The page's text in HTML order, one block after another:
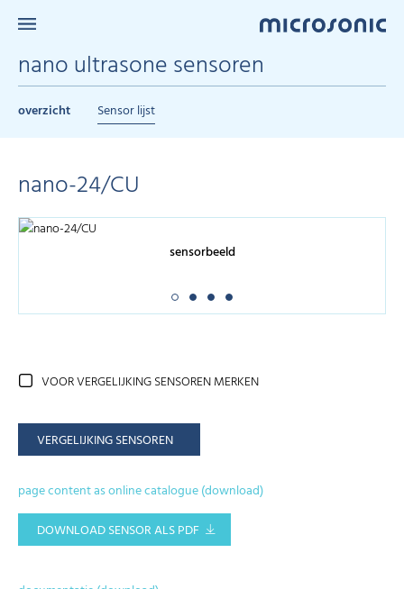
nano ultrasone sensoren
overzicht Sensor lijst
nano-24/CU
sensorbeeld
VOOR VERGELIJKING SENSOREN MERKEN
VERGELIJKING SENSOREN
page content as online catalogue (download)
DOWNLOAD SENSOR ALS PDF